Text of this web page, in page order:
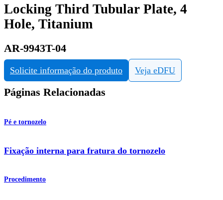
Locking Third Tubular Plate, 4
Hole, Titanium
AR-9943T-04
Solicite informação do produto Veja eDFU
Páginas Relacionadas
Pé e tornozelo
Fixação interna para fratura do tornozelo
Procedimento